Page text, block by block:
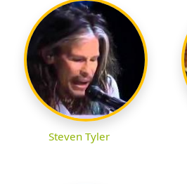
Steven Tyler